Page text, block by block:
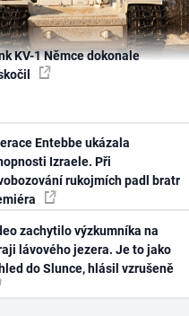
KV-1 Němce dokonale
Entebbe ukázala
Izraele. Při
rukojmích padl bratr
zachytilo výzkumníka na
lávového jezera. Je to jako
do Slunce, hlásil vzrušeně